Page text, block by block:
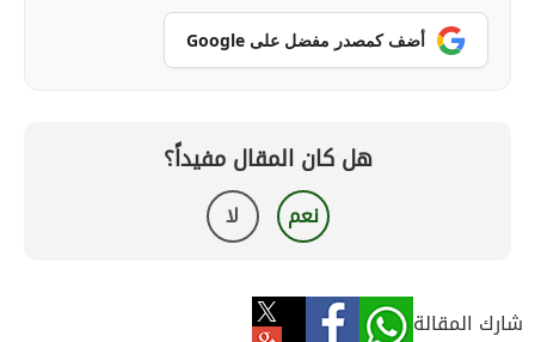
أضف كمصدر مفضل على Google
هل كان المقال مفيداً؟
نعم لا
شارك المقالة